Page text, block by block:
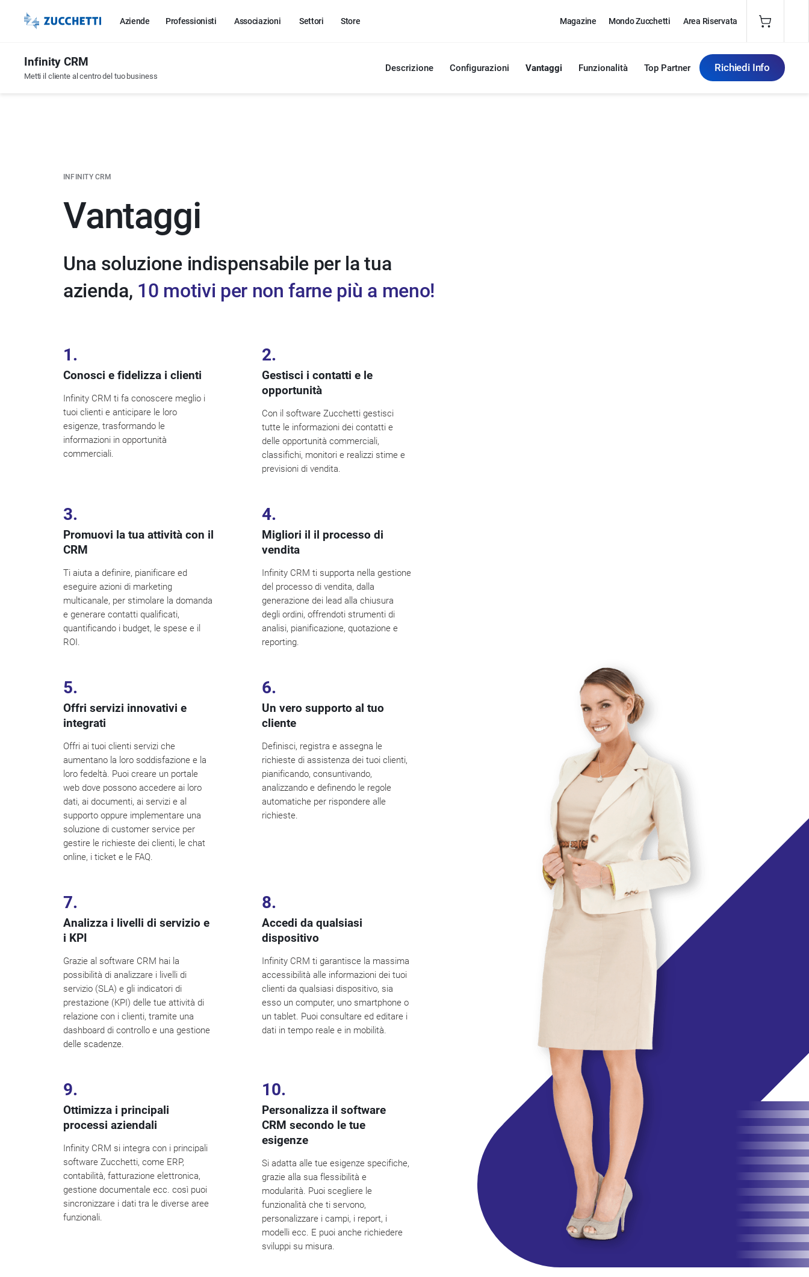
Aziende Professionisti Associazioni Settori Store Magazine Mondo Zucchetti Area Riservata
Infinity CRM
Metti il cliente al centro del tuo business
Descrizione Configurazioni Vantaggi Funzionalità Top Partner Richiedi Info
INFINITY CRM
Vantaggi
Una soluzione indispensabile per la tua
azienda, 10 motivi per non farne più a meno!
1.
Conosci e fidelizza i clienti
Infinity CRM ti fa conoscere meglio i
tuoi clienti e anticipare le loro
esigenze, trasformando le
informazioni in opportunità
commerciali.
2.
Gestisci i contatti e le
opportunità
Con il software Zucchetti gestisci
tutte le informazioni dei contatti e
delle opportunità commerciali,
classifichi, monitori e realizzi stime e
previsioni di vendita.
3.
Promuovi la tua attività con il
CRM
Ti aiuta a definire, pianificare ed
eseguire azioni di marketing
multicanale, per stimolare la domanda
e generare contatti qualificati,
quantificando i budget, le spese e il
ROI.
4.
Migliori il il processo di
vendita
Infinity CRM ti supporta nella gestione
del processo di vendita, dalla
generazione dei lead alla chiusura
degli ordini, offrendoti strumenti di
analisi, pianificazione, quotazione e
reporting.
5.
Offri servizi innovativi e
integrati
Offri ai tuoi clienti servizi che
aumentano la loro soddisfazione e la
loro fedeltà. Puoi creare un portale
web dove possono accedere ai loro
dati, ai documenti, ai servizi e al
supporto oppure implementare una
soluzione di customer service per
gestire le richieste dei clienti, le chat
online, i ticket e le FAQ.
6.
Un vero supporto al tuo
cliente
Definisci, registra e assegna le
richieste di assistenza dei tuoi clienti,
pianificando, consuntivando,
analizzando e definendo le regole
automatiche per rispondere alle
richieste.
7.
Analizza i livelli di servizio e
i KPI
Grazie al software CRM hai la
possibilità di analizzare i livelli di
servizio (SLA) e gli indicatori di
prestazione (KPI) delle tue attività di
relazione con i clienti, tramite una
dashboard di controllo e una gestione
delle scadenze.
8.
Accedi da qualsiasi
dispositivo
Infinity CRM ti garantisce la massima
accessibilità alle informazioni dei tuoi
clienti da qualsiasi dispositivo, sia
esso un computer, uno smartphone o
un tablet. Puoi consultare ed editare i
dati in tempo reale e in mobilità.
9.
Ottimizza i principali
processi aziendali
Infinity CRM si integra con i principali
software Zucchetti, come ERP,
contabilità, fatturazione elettronica,
gestione documentale ecc. così puoi
sincronizzare i dati tra le diverse aree
funzionali.
10.
Personalizza il software
CRM secondo le tue
esigenze
Si adatta alle tue esigenze specifiche,
grazie alla sua flessibilità e
modularità. Puoi scegliere le
funzionalità che ti servono,
personalizzare i campi, i report, i
modelli ecc. E puoi anche richiedere
sviluppi su misura.